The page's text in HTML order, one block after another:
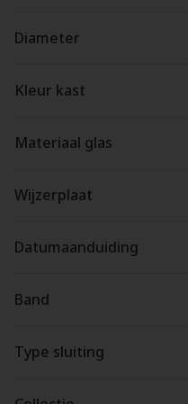
Diameter
Kleur kast
Materiaal glas
Wijzerplaat
Datumaanduiding
Band
Type sluiting